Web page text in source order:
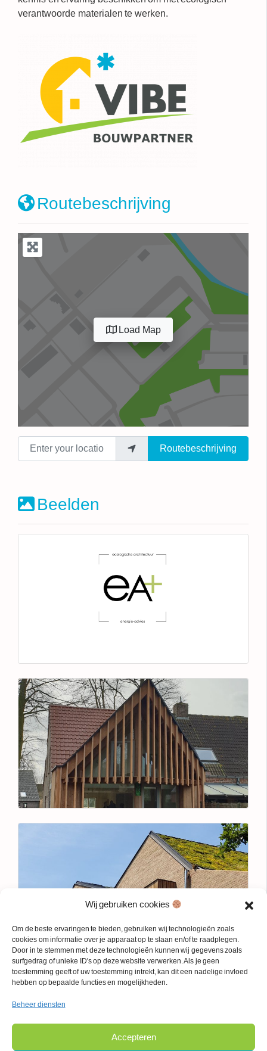
Wij gebruiken cookies
Om de beste ervaringen te bieden, gebruiken wij technologieën zoals
cookies om informatie over je apparaat op te slaan en/of te raadplegen.
Door in te stemmen met deze technologieën kunnen wij gegevens zoals
surfgedrag of unieke ID's op deze website verwerken. Als je geen
toestemming geeft of uw toestemming intrekt, kan dit een nadelige invloed
hebben op bepaalde functies en mogelijkheden.
Beheer diensten
Accepteren
verantwoorde materialen te werken.
Routebeschrijving
Load Map
Enter your location
Routebeschrijving
Beelden